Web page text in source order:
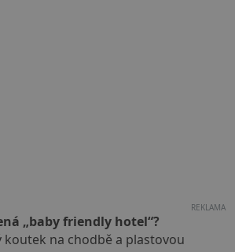
REKLAMA
„baby friendly hotel“?
koutek na chodbě a plastovou